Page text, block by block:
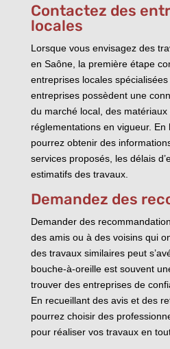
Contactez des
locales
Lorsque vous envisagez des
en Saône, la première étape
entreprises locales
entreprises possèdent une
du marché local, des
réglementations en vigueur. En
pourrez obtenir des
services proposés, les délais
estimatifs des travaux.
Demandez des
Demander des
des amis ou à des voisins qui
des travaux similaires peut
bouche-à-oreille est souvent
trouver des entreprises de
En recueillant des avis et des
pourrez choisir des
pour réaliser vos travaux en